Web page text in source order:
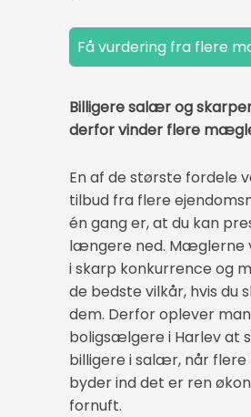
Billigere salær og
derfor vinder flere
En af de største fordele
tilbud fra flere
én gang er, at du kan
længere ned. Mæglerne
i skarp konkurrence og
de bedste vilkår, hvis du
dem. Derfor oplever
boligsælgere i Harlev at
billigere i salær, når
byder ind det er ren
fornuft.